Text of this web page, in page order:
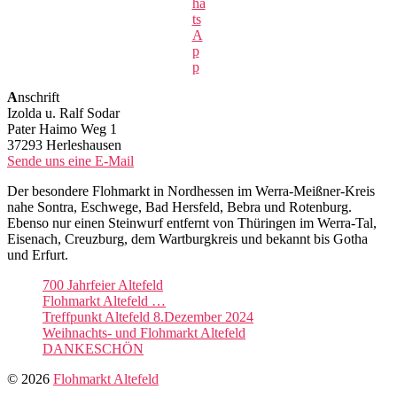
ts
A
p
p
Anschrift
Izolda u. Ralf Sodar
Pater Haimo Weg 1
37293 Herleshausen
Sende uns eine E-Mail
Der besondere Flohmarkt in Nordhessen im Werra-Meißner-Kreis
nahe Sontra, Eschwege, Bad Hersfeld, Bebra und Rotenburg.
Ebenso nur einen Steinwurf entfernt von Thüringen im Werra-Tal,
Eisenach, Creuzburg, dem Wartburgkreis und bekannt bis Gotha
und Erfurt.
700 Jahrfeier Altefeld
Flohmarkt Altefeld …
Treffpunkt Altefeld 8.Dezember 2024
Weihnachts- und Flohmarkt Altefeld
DANKESCHÖN
© 2026 Flohmarkt Altefeld